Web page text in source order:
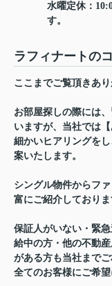
水曜定休：
す。
ラフィナートの
ここまでご覧頂きあり
お部屋探しの際には
いますが、当社では
細かいヒアリングを
案いたします。
シングル物件からフ
富にご紹介しておりま
保証人がいない・緊
給中の方・他の不動
がある方も当社までご
全てのお客様にご希